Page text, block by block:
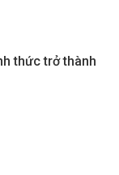
thức trở thành